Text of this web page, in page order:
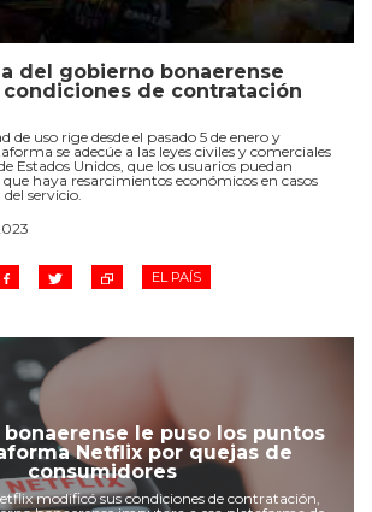
del gobierno bonaerense
de contratación
de uso rige desde el pasado 5 de enero y
se adecúe a las leyes civiles y comerciales
Estados Unidos, que los usuarios puedan
haya resarcimientos económicos en casos
servicio.
EL PAÍS
bonaerense le puso los puntos
Netflix por quejas de
consumidores
modificó sus condiciones de contratación,